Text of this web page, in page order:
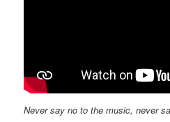
Never say no to the music, never